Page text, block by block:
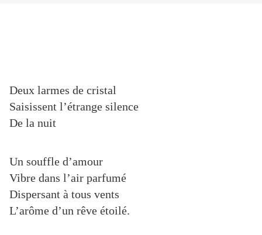
Deux larmes de cristal
Saisissent l’étrange silence
De la nuit
Un souffle d’amour
Vibre dans l’air parfumé
Dispersant à tous vents
L’arôme d’un rêve étoilé.